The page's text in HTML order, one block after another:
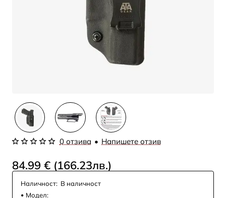
0 отзива • Напишете отзив
84.99 € (166.23лв.)
Наличност: В наличност
Модел: